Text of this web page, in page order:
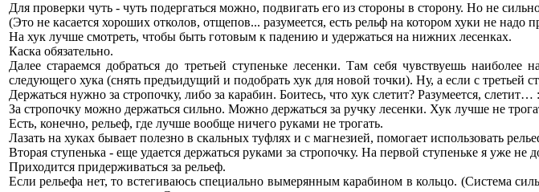
Для проверки чуть - чуть подергаться можно, подвигать его из стороны в сторону. Но не
(Это не касается хороших отколов, отщепов... разумеется, есть рельф на котором хуки не надо
На хук лучше смотреть, чтобы быть готовым к падению и удержаться на нижних лесенках.
Каска обязательно.
Далее стараемся добраться до третьей ступеньке лесенки. Там себя чувствуешь
следующего хука (снять предъидущий и подобрать хук для новой точки). Ну, а если с третьей
Держаться нужно за стропочку, либо за карабин. Боитесь, что хук слетит? Разумеется, слетит…
За стропочку можно держаться сильно. Можно держаться за ручку лесенки. Хук лучше не
Есть, конечно, рельеф, где лучше вообще ничего руками не трогать.
Лазать на хуках бывает полезно в скальных туфлях и с магнезией, помогает использовать
Вторая ступенька - еще удается держаться руками за стропочку. На первой ступеньке я уже не
Приходится придерживаться за рельеф.
Если рельефа нет, то встегиваюсь специально вымерянным карабином в кольцо. (Система